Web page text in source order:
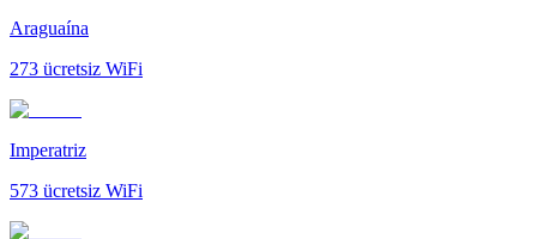
Araguaína
273 ücretsiz WiFi
Imperatriz
573 ücretsiz WiFi